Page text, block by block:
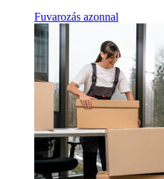
Fuvarozás azonnal